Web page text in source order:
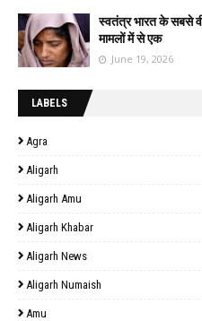
स्वतंत्र भारत के सबसे
मामलों में से एक
June 19, 2026
LABELS
Agra
Aligarh
Aligarh Amu
Aligarh Khabar
Aligarh News
Aligarh Numaish
Amu